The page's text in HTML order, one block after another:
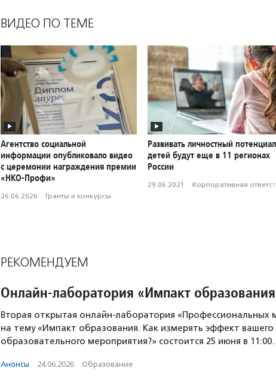
ВИДЕО ПО ТЕМЕ
Агентство социальной
информации опубликовало видео
с церемонии награждения премии
«НКО-Профи»
26.06.2026 · Гранты и конкурсы
Развивать личностный потенциал
детей будут еще в 11 регионах
России
29.06.2021 · Корпоративная
РЕКОМЕНДУЕМ
Онлайн-лаборатория «Импакт
Вторая открытая онлайн-лаборатория «Профессиональных
на тему «Импакт образования. Как измерять эффект вашего
образовательного мероприятия?» состоится 25 июня в
Анонсы · 24.06.2026 · Образование